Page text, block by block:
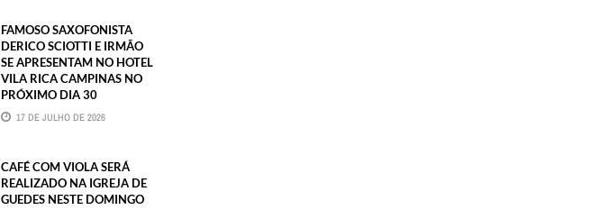
FAMOSO SAXOFONISTA
DERICO SCIOTTI E IRMÃO
SE APRESENTAM NO HOTEL
VILA RICA CAMPINAS NO
PRÓXIMO DIA 30
17 DE JULHO DE 2026
CAFÉ COM VIOLA SERÁ
REALIZADO NA IGREJA DE
GUEDES NESTE DOMINGO